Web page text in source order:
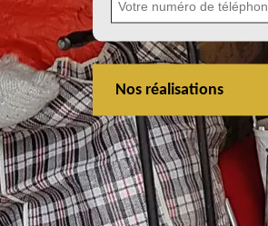
Nos réalisations